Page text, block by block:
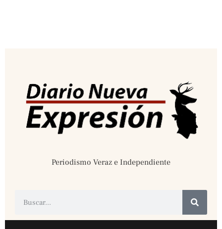
Periodismo Veraz e Independiente